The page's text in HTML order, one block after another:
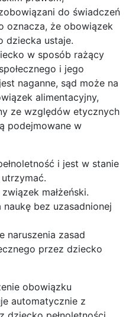
do świadczeń
oznacza, że obowiązek
dziecka ustaje.
w sposób rażący
i jego
naganne, sąd może na
alimentacyjny,
ze względów etycznych
podejmowane w
i jest w stanie
małżeński.
bez uzasadnionej
naruszenia zasad
przez dziecko
obowiązku
automatycznie z